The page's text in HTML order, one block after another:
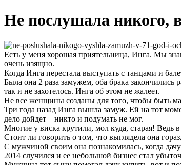
Не послушала никого,
Есть у меня хорошая приятельница, Инга. Мы
очень изящно.
Когда Инга перестала выступать с танцами и
Была она 2 раза замужем, оба брака
так и не захотелось. Инга об этом не жалеет.
Не все женщины созданы для того, чтобы быть
Три года назад Инга вышла замуж. Ей на тот
дело дойдет – никто и подумать не мог.
Многие у виска крутили, мол куда, старая! Ведь
Стоит ли говорить о том, что выглядела она
С мужчиной своим она познакомилась, когда
2014 случился и ее небольшой бизнес стал